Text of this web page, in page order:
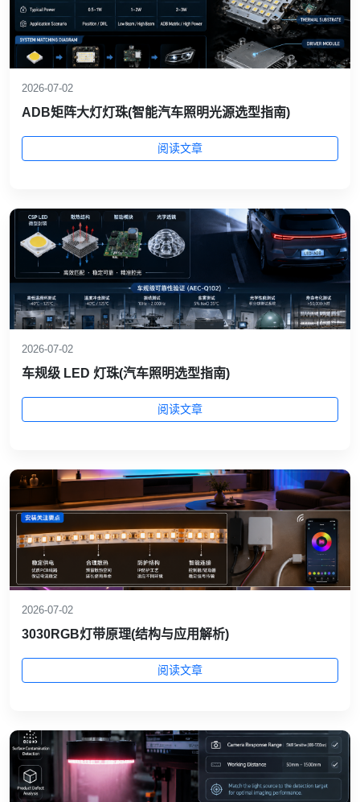
2026-07-02
ADB矩阵大灯灯珠(智能汽车照明光源选型指南)
阅读文章
2026-07-02
车规级 LED 灯珠(汽车照明选型指南)
阅读文章
2026-07-02
3030RGB灯带原理(结构与应用解析)
阅读文章